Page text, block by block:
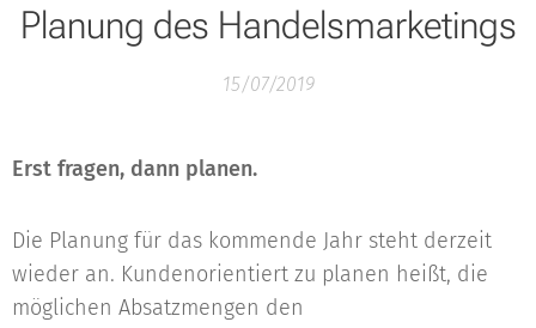
Planung des Handelsmarketings
15/07/2019
Erst fragen, dann planen.
Die Planung für das kommende Jahr steht derzeit
wieder an. Kundenorientiert zu planen heißt, die
möglichen Absatzmengen den